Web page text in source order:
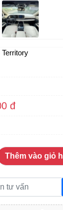
đ
Thêm vào giỏ